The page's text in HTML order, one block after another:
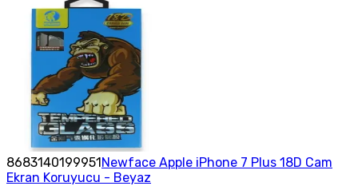
8683140199951Newface Apple iPhone 7 Plus 18D Cam
Ekran Koruyucu - Beyaz